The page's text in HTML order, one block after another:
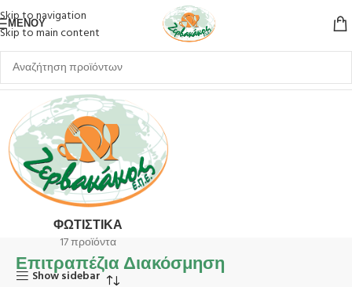
Skip to navigation
Skip to main content
ΜΕΝΟΎ
Αρχική σελίδα Επιτραπέζια Διακόσμηση
ΦΩΤΙΣΤΙΚΆ
17 προϊόντα
Επιτραπέζια Διακόσμηση
Show sidebar